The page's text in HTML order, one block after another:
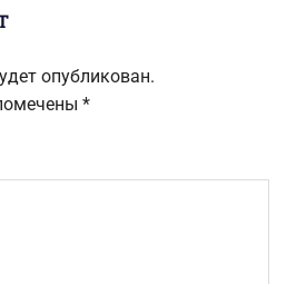
опубликован.
*